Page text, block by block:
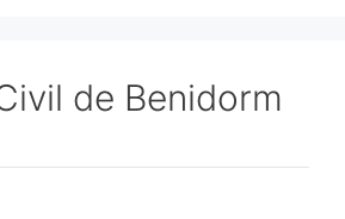
de Benidorm